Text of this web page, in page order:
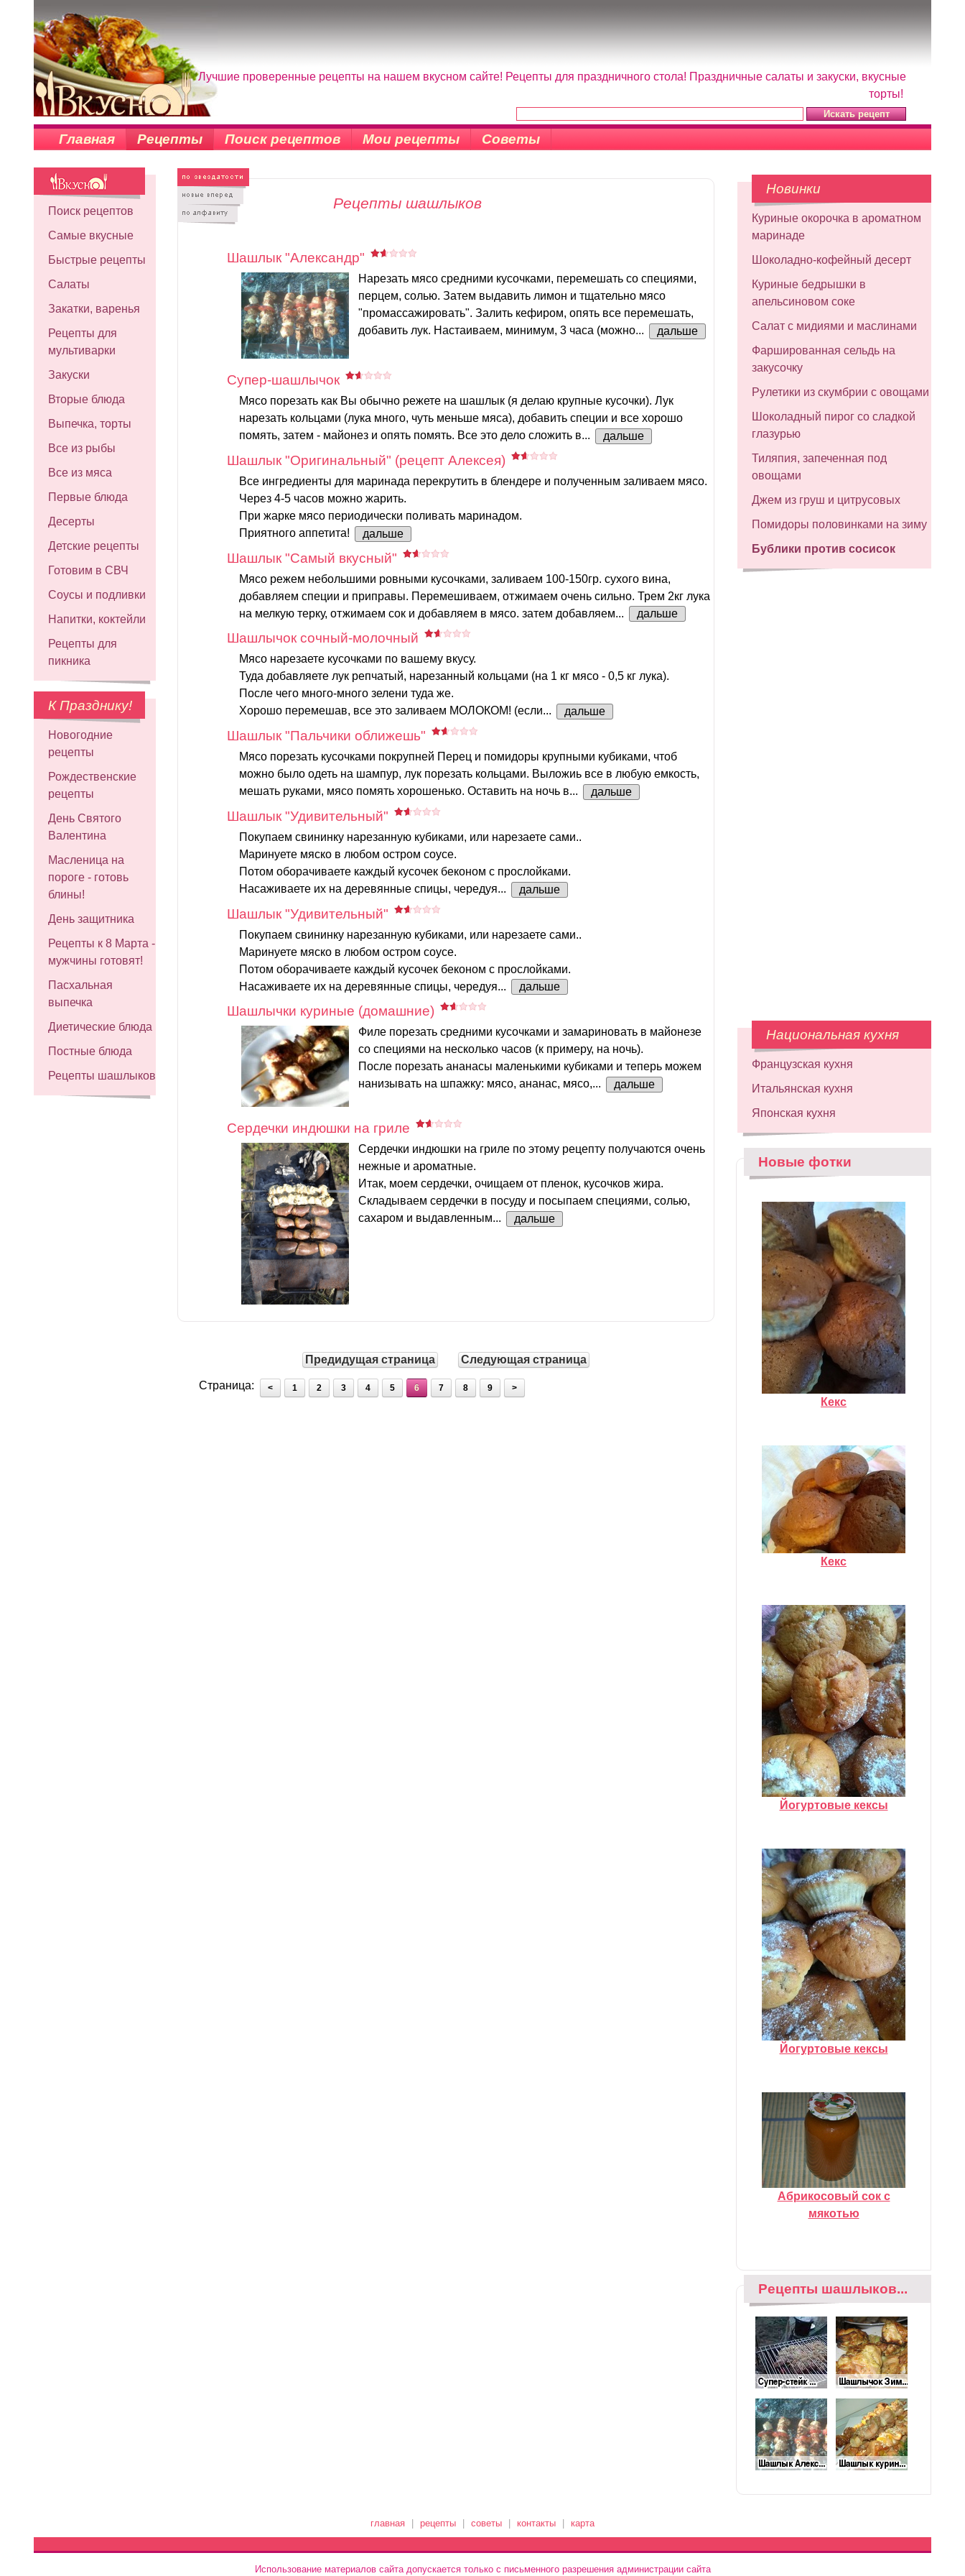
Лучшие проверенные рецепты на нашем вкусном сайте! Рецепты для праздничного стола! Праздничные салаты и закуски, вкусные
торты!
Главная Рецепты Поиск рецептов Мои рецепты Советы
Поиск рецептов
Самые вкусные
Быстрые рецепты
Салаты
Закатки, варенья
Рецепты для
мультиварки
Закуски
Вторые блюда
Выпечка, торты
Все из рыбы
Все из мяса
Первые блюда
Десерты
Детские рецепты
Готовим в СВЧ
Соусы и подливки
Напитки, коктейли
Рецепты для
пикника
К Празднику!
Новогодние
рецепты
Рождественские
рецепты
День Святого
Валентина
Масленица на
пороге - готовь
блины!
День защитника
Рецепты к 8 Марта -
мужчины готовят!
Пасхальная
выпечка
Диетические блюда
Постные блюда
Рецепты шашлыков
Рецепты шашлыков
Шашлык "Александр"
Нарезать мясо средними кусочками, перемешать со специями,
перцем, солью. Затем выдавить лимон и тщательно мясо
"промассажировать". Залить кефиром, опять все перемешать,
добавить лук. Настаиваем, минимум, 3 часа (можно...
дальше
Супер-шашлычок
Мясо порезать как Вы обычно режете на шашлык (я делаю крупные кусочки). Лук
нарезать кольцами (лука много, чуть меньше мяса), добавить специи и все хорошо
помять, затем - майонез и опять помять. Все это дело сложить в...
дальше
Шашлык "Оригинальный" (рецепт Алексея)
Все ингредиенты для маринада перекрутить в блендере и полученным заливаем мясо.
Через 4-5 часов можно жарить.
При жарке мясо периодически поливать маринадом.
Приятного аппетита!
дальше
Шашлык "Самый вкусный"
Мясо режем небольшими ровными кусочками, заливаем 100-150гр. сухого вина,
добавляем специи и приправы. Перемешиваем, отжимаем очень сильно. Трем 2кг лука
на мелкую терку, отжимаем сок и добавляем в мясо. затем добавляем...
дальше
Шашлычок сочный-молочный
Мясо нарезаете кусочками по вашему вкусу.
Туда добавляете лук репчатый, нарезанный кольцами (на 1 кг мясо - 0,5 кг лука).
После чего много-много зелени туда же.
Хорошо перемешав, все это заливаем МОЛОКОМ! (если...
дальше
Шашлык "Пальчики оближешь"
Мясо порезать кусочками покрупней Перец и помидоры крупными кубиками, чтоб
можно было одеть на шампур, лук порезать кольцами. Выложиь все в любую емкость,
мешать руками, мясо помять хорошенько. Оставить на ночь в...
дальше
Шашлык "Удивительный"
Покупаем свининку нарезанную кубиками, или нарезаете сами..
Маринуете мяско в любом остром соусе.
Потом оборачиваете каждый кусочек беконом с прослойками.
Насаживаете их на деревянные спицы, чередуя...
дальше
Шашлык "Удивительный"
Покупаем свининку нарезанную кубиками, или нарезаете сами..
Маринуете мяско в любом остром соусе.
Потом оборачиваете каждый кусочек беконом с прослойками.
Насаживаете их на деревянные спицы, чередуя...
дальше
Шашлычки куриные (домашние)
Филе порезать средними кусочками и замариновать в майонезе
со специями на несколько часов (к примеру, на ночь).
После порезать ананасы маленькими кубиками и теперь можем
нанизывать на шпажку: мясо, ананас, мясо,...
дальше
Сердечки индюшки на гриле
Сердечки индюшки на гриле по этому рецепту получаются очень
нежные и ароматные.
Итак, моем сердечки, очищаем от пленок, кусочков жира.
Складываем сердечки в посуду и посыпаем специями, солью,
сахаром и выдавленным...
дальше
Предидущая страница Следующая страница
Страница: < 1 2 3 4 5 6 7 8 9 >
Новинки
Куриные окорочка в ароматном
маринаде
Шоколадно-кофейный десерт
Куриные бедрышки в
апельсиновом соке
Салат с мидиями и маслинами
Фаршированная сельдь на
закусочку
Рулетики из скумбрии с овощами
Шоколадный пирог со сладкой
глазурью
Тиляпия, запеченная под
овощами
Джем из груш и цитрусовых
Помидоры половинками на зиму
Бублики против сосисок
Национальная кухня
Французская кухня
Итальянская кухня
Японская кухня
Новые фотки
Кекс
Кекс
Йогуртовые кексы
Йогуртовые кексы
Абрикосовый сок с
мякотью
Рецепты шашлыков...
главная рецепты советы контакты карта
Использование материалов сайта допускается только с письменного разрешения администрации сайта